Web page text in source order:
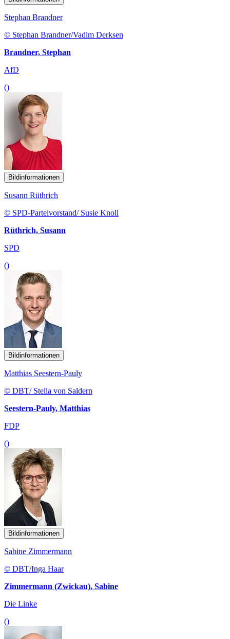
Stephan Brandner
© Stephan Brandner/Vadim Derksen
Brandner, Stephan
AfD
()
Bildinformationen
Susann Rüthrich
© SPD-Parteivorstand/ Susie Knoll
Rüthrich, Susann
SPD
()
Bildinformationen
Matthias Seestern-Pauly
© DBT/ Stella von Saldern
Seestern-Pauly, Matthias
FDP
()
Bildinformationen
Sabine Zimmermann
© DBT/Inga Haar
Zimmermann (Zwickau), Sabine
Die Linke
()